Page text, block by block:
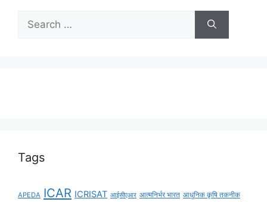
Tags
APEDA ICAR ICRISAT आईसीएआर आत्मनिर्भर भारत आधुनिक कृषि तकनीक